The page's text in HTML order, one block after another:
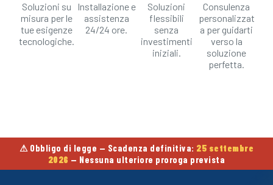
Soluzioni su
misura per le
tue esigenze
tecnologiche.
Installazione e
assistenza
24/24 ore.
Soluzioni
flessibili
senza
investimenti
iniziali.
Consulenza
personalizzat
a per guidarti
verso la
soluzione
perfetta.
⚠ Obbligo di legge — Scadenza definitiva: 25 settembre
2026 — Nessuna ulteriore proroga prevista